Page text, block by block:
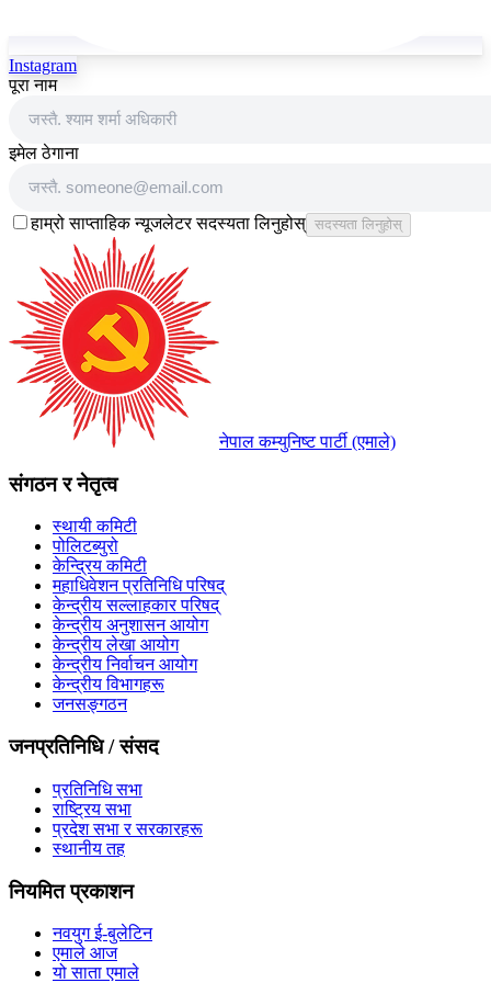
Instagram
पूरा नाम
इमेल ठेगाना
हाम्रो साप्ताहिक न्यूजलेटर सदस्यता लिनुहोस् सदस्यता लिनुहोस्
नेपाल कम्युनिष्ट पार्टी (एमाले)
संगठन र नेतृत्व
स्थायी कमिटी
पोलिटब्युरो
केन्द्रिय कमिटी
महाधिवेशन प्रतिनिधि परिषद्
केन्द्रीय सल्लाहकार परिषद्
केन्द्रीय अनुशासन आयोग
केन्द्रीय लेखा आयोग
केन्द्रीय निर्वाचन आयोग
केन्द्रीय विभागहरू
जनसङ्गठन
जनप्रतिनिधि / संसद
प्रतिनिधि सभा
राष्ट्रिय सभा
प्रदेश सभा र सरकारहरू
स्थानीय तह
नियमित प्रकाशन
नवयुग ई-बुलेटिन
एमाले आज
यो साता एमाले